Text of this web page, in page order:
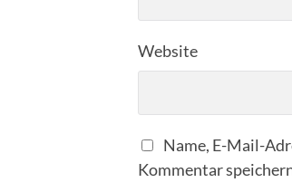
Website
Name, E-Mail-
Kommentar